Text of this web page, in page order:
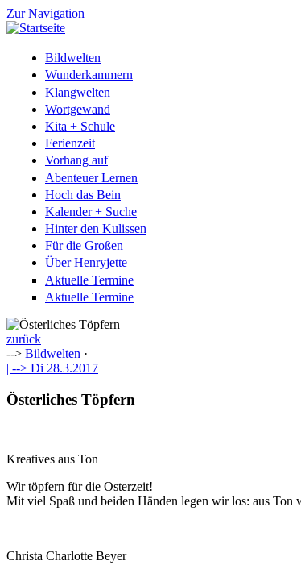
Zur Navigation
Bildwelten
Wunderkammern
Klangwelten
Wortgewand
Kita + Schule
Ferienzeit
Vorhang auf
Abenteuer Lernen
Hoch das Bein
Kalender + Suche
Hinter den Kulissen
Für die Großen
Über Henryjette
Aktuelle Termine
Aktuelle Termine
zurück
--> Bildwelten ·
| --> Di 28.3.2017
Österliches Töpfern
Kreatives aus Ton
Wir töpfern für die Osterzeit!
Mit viel Spaß und beiden Händen legen wir los: aus Ton
Christa Charlotte Beyer